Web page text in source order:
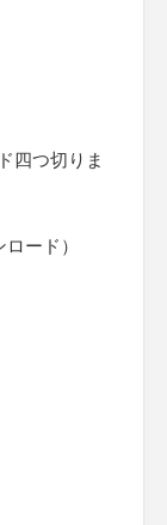
四つ切りま
ード）